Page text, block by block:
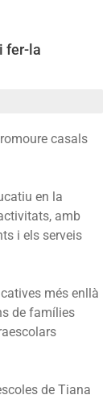
fer-la
casals
en la
amb
i els serveis
més enllà
de famílies
de Tiana